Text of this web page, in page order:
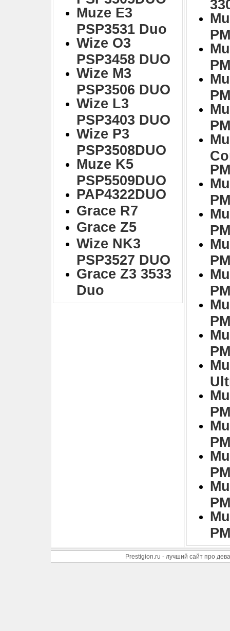
Muze E3
PSP3531 Duo
Wize O3
PSP3458 DUO
Wize M3
PSP3506 DUO
Wize L3
PSP3403 DUO
Wize P3
PSP3508DUO
Muze K5
PSP5509DUO
PAP4322DUO
Grace R7
Grace Z5
Wize NK3
PSP3527 DUO
Grace Z3 3533
Duo
Prestigion.ru - лучший сайт про